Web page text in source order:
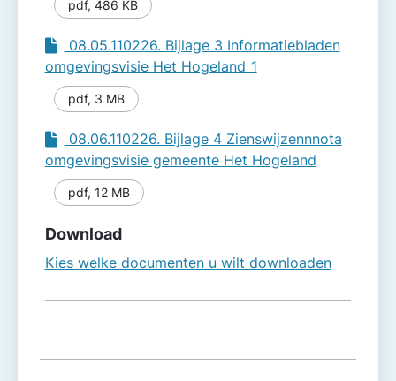
pdf, 486 KB
08.05.110226. Bijlage 3 Informatiebladen
omgevingsvisie Het Hogeland_1
pdf, 3 MB
08.06.110226. Bijlage 4 Zienswijzennnota
omgevingsvisie gemeente Het Hogeland
pdf, 12 MB
Download
Kies welke documenten u wilt downloaden